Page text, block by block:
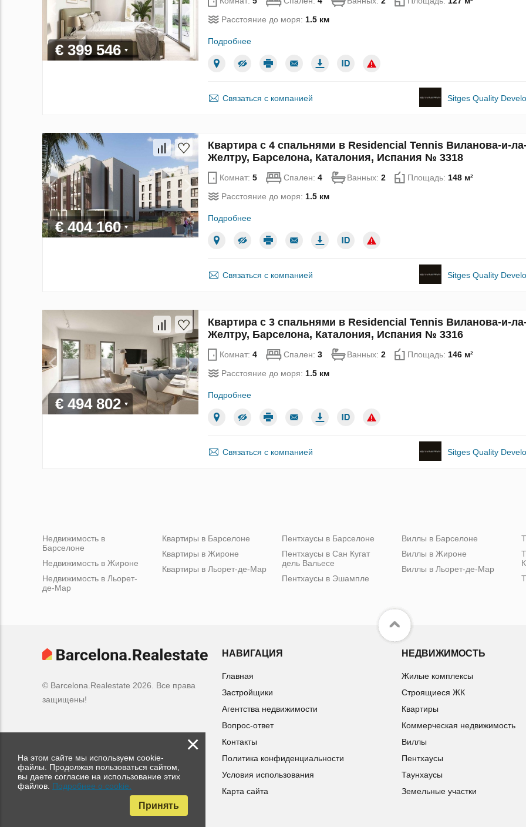
€ 399 546
Расстояние до моря: 1.5 км
Подробнее
Связаться с компанией Sitges Quality
€ 404 160
Квартира с 4 спальнями в Residencial Tennis Виланова-и-
Желтру, Барселона, Каталония, Испания № 3318
Комнат:5 Спален:4 Ванных:2 Площадь: 148 м²
Расстояние до моря: 1.5 км
Подробнее
Связаться с компанией Sitges Quality
€ 494 802
Квартира с 3 спальнями в Residencial Tennis Виланова-и-
Желтру, Барселона, Каталония, Испания № 3316
Комнат:4 Спален:3 Ванных:2 Площадь: 146 м²
Расстояние до моря: 1.5 км
Подробнее
Связаться с компанией Sitges Quality
Недвижимость в
Барселоне
Недвижимость в Жироне
Недвижимость в Льорет-
де-Мар
Квартиры в Барселоне
Квартиры в Жироне
Квартиры в Льорет-де-Мар
Пентхаусы в Барселоне
Пентхаусы в Сан Кугат
дель Вальесе
Пентхаусы в Эшампле
Виллы в Барселоне
Виллы в Жироне
Виллы в Льорет-де-Мар
© Barcelona.Realestate 2026. Все права
защищены!
НАВИГАЦИЯ
Главная
Застройщики
Агентства недвижимости
Вопрос-ответ
Контакты
Политика конфиденциальности
Условия использования
Карта сайта
НЕДВИЖИМОСТЬ
Жилые комплексы
Строящиеся ЖК
Квартиры
Коммерческая недвижимость
Виллы
Пентхаусы
Таунхаусы
Земельные участки
×
На этом сайте мы используем cookie-
файлы. Продолжая пользоваться сайтом,
вы даете согласие на использование этих
файлов. Подробнее о cookie.
Принять